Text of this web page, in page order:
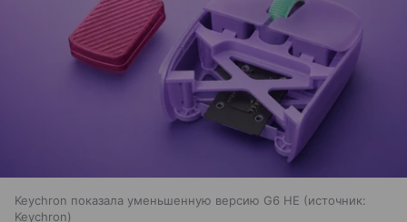
Keychron показала уменьшенную версию G6 HE
источник:
Keychron